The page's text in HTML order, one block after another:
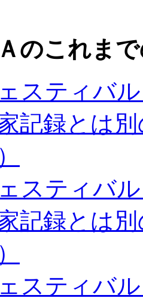
のこれま
スティバ
記録とは
スティバ
記録とは
スティバ